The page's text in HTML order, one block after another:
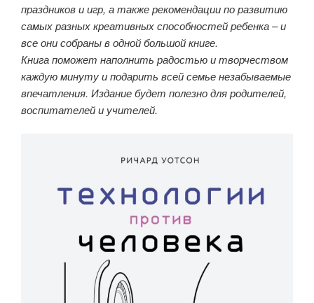
праздников и игр, а также рекомендации по развитию
самых разных креативных способностей ребенка – и
все они собраны в одной большой книге.
Книга поможет наполнить радостью и творчеством
каждую минуту и подарить всей семье незабываемые
впечатления. Издание будет полезно для родителей,
воспитателей и учителей.